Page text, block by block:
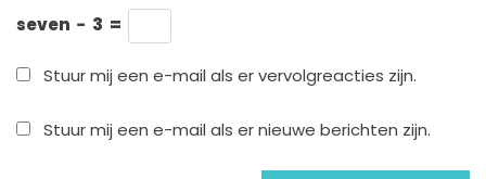
seven − 3 =
Stuur mij een e-mail als er vervolgreacties zijn.
Stuur mij een e-mail als er nieuwe berichten zijn.